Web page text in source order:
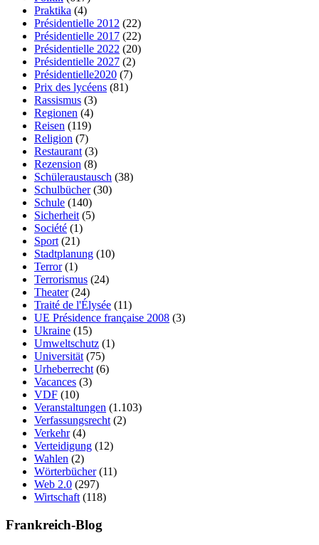
Praktika (4)
Présidentielle 2012 (22)
Présidentielle 2017 (22)
Présidentielle 2022 (20)
Présidentielle 2027 (2)
Présidentielle2020 (7)
Prix des lycéens (81)
Rassismus (3)
Regionen (4)
Reisen (119)
Religion (7)
Restaurant (3)
Rezension (8)
Schüleraustausch (38)
Schulbücher(30)
Schule (140)
Sicherheit (5)
Société (1)
Sport (21)
Stadtplanung (10)
Terror(1)
Terrorismus (24)
Theater(24)
Traité de l'Élysée (11)
UE Présidence française 2008 (3)
Ukraine (15)
Umweltschutz (1)
Universität (75)
Urheberrecht (6)
Vacances (3)
VDF (10)
Veranstaltungen (1.103)
Verfassungsrecht (2)
Verkehr(4)
Verteidigung (12)
Wahlen (2)
Wörterbücher(11)
Web 2.0 (297)
Wirtschaft (118)
Frankreich-Blog